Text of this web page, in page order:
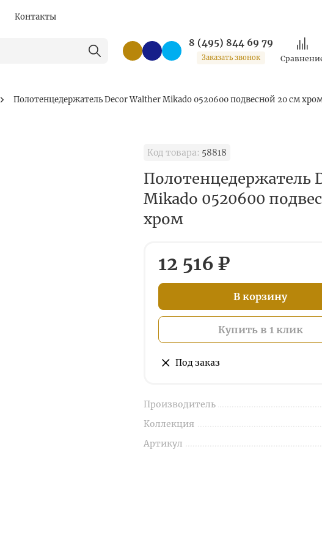
Контакты
8 (495) 844 69 79
Заказать звонок
Полотенцедержатель Decor Walther Mikado 0520600 подвесной 20 см
Код товара: 58818
Полотенцедержатель
Mikado 0520600
хром
12 516 ₽
В корзину
Купить в 1 клик
Под заказ
Производитель
Коллекция
Артикул